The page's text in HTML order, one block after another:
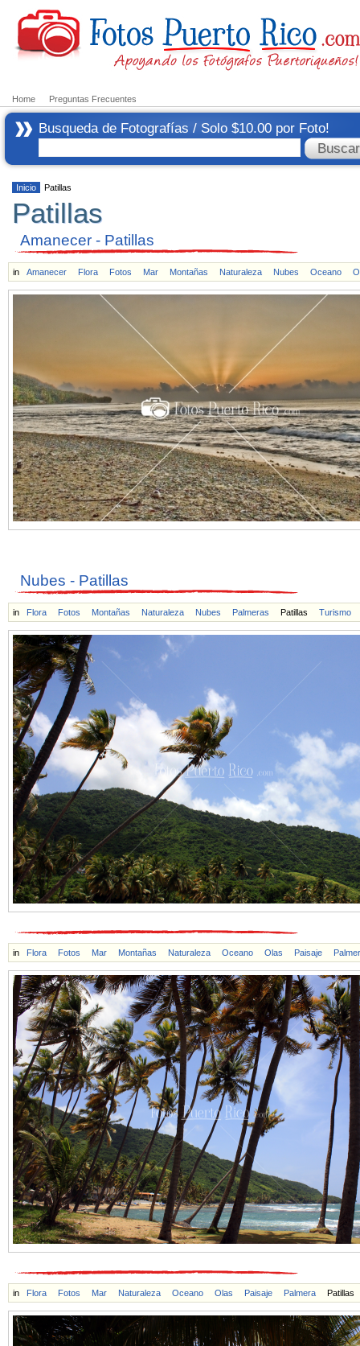
Home Preguntas Frecuentes
Busqueda de Fotografías / Solo $10.00 por Foto!
Inicio Patillas
Patillas
Amanecer - Patillas
in Amanecer Flora Fotos Mar Montañas Naturaleza Nubes Oceano
Nubes - Patillas
in Flora Fotos Montañas Naturaleza Nubes Palmeras Patillas Turismo
in Flora Fotos Mar Montañas Naturaleza Oceano Olas Paisaje
in Flora Fotos Mar Naturaleza Oceano Olas Paisaje Palmera Patillas